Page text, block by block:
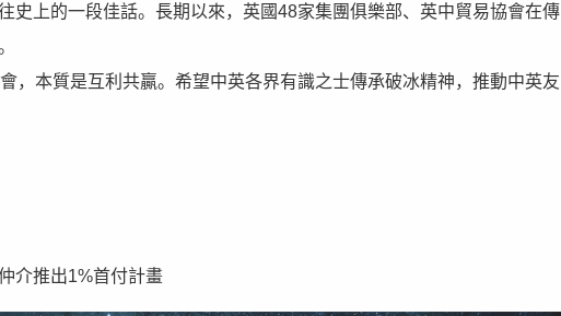
史上的一段佳話。長期以來，英國48家集團俱樂部、英中貿易協會在傳
，本質是互利共贏。希望中英各界有識之士傳承破冰精神，推動中英友
介推出1%首付計畫